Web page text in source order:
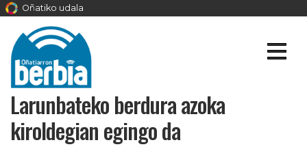
Oñatiko udala
Larunbateko berdura azoka
kiroldegian egingo da